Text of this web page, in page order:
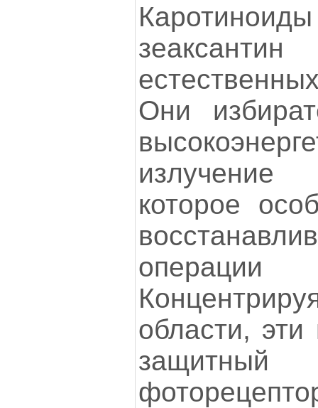
Они
излучение
которое
области,